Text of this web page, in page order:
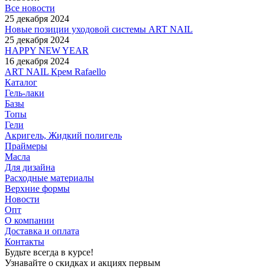
Все новости
25 декабря 2024
Новые позиции уходовой системы ART NAIL
25 декабря 2024
HAPPY NEW YEAR
16 декабря 2024
ART NAIL Крем Rafaello
Каталог
Гель-лаки
Базы
Топы
Гели
Акригель, Жидкий полигель
Праймеры
Масла
Для дизайна
Расходные материалы
Верхние формы
Новости
Опт
О компании
Доставка и оплата
Контакты
Будьте всегда в курсе!
Узнавайте о скидках и акциях первым